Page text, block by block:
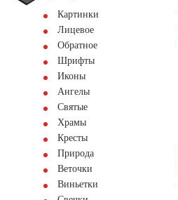
Картинки
Лицевое
Обратное
Шрифты
Иконы
Ангелы
Святые
Храмы
Кресты
Природа
Веточки
Виньетки